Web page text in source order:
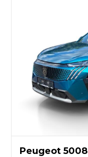
Peugeot 5008